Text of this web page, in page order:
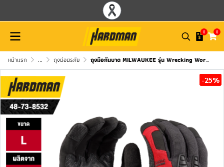
0 0
หน้าแรก ... ถุงมือนิรภัย ถุงมือกันบาด MILWAUKEE รุ่น Wrecking Work Gloves
-25%